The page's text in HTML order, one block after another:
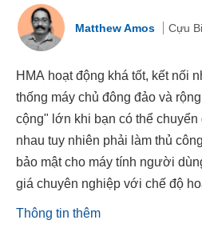
Matthew Amos Cựu
HMA hoạt động khá tốt, kết nối
thống máy chủ đông đảo và
cộng" lớn khi bạn có thể
nhau tuy nhiên phải làm thủ
bảo mật cho máy tính người
giá chuyên nghiệp với chế độ
Thông tin thêm